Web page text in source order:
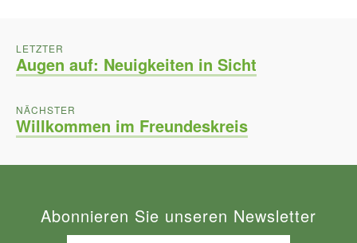
LETZTER
Augen auf: Neuigkeiten in Sicht
NÄCHSTER
Willkommen im Freundeskreis
Abonnieren Sie unseren Newsletter